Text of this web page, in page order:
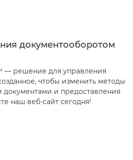
документооборотом
— решение для управления
чтобы изменить методы
и предоставления
наш веб-сайт сегодня!